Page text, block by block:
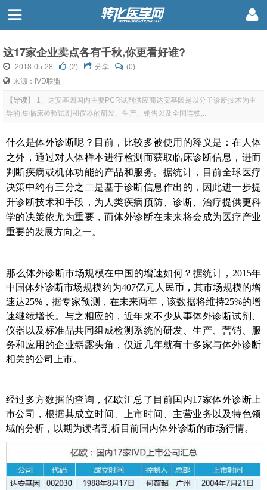
这17家企业卖点各有千秋,你更看好谁?
2018-05-28 (2) 分享
(0)
来源：IVD联盟
【导读】
1、达安基因国内主要PCR试剂供应商达安基因是以分子诊断技术为主
导的,集临床检验试剂和仪器的研发、生产、销售以及全国连锁...
什么是体外诊断呢？目前，比较多被使用的释义是：在人体
之外，通过对人体样本进行检测而获取临床诊断信息，进而
判断疾病或机体功能的产品和服务。据统计，目前全球医疗
决策中约有三分之二是基于诊断信息作出的，因此进一步提
升诊断技术和手段，为人类疾病预防、诊断、治疗提供更科
学的决策依尤为重要，而体外诊断在未来将会成为医疗产业
重要的发展方向之一。
那么体外诊断市场规模在中国的增速如何？据统计，2015年
中国体外诊断市场规模约为407亿元人民币，其市场规模的增
速达25%，据专家预测，在未来两年，该数据将维持25%的增
速继续增长。与之相应的，近年来不少从事体外诊断试剂、
仪器以及标准品共同组成检测系统的研发、生产、营销、服
务和应用的企业崭露头角，仅近几年就有十多家与体外诊断
相关的公司上市。
经过多方数据的查询，亿欧汇总了目前国内17家体外诊断上
市公司，根据其成立时间、上市时间、主营业务以及特色领
域的分析，以期为读者剖析目前国内体外诊断的市场行情。